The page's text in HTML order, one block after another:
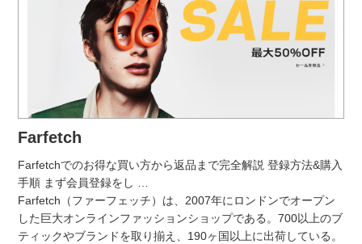
Farfetch
Farfetchでのお得な買い方から返品まで完全解説 登録方法&購入
手順 まず会員登録をし …
Farfetch（ファーフェッチ）は、2007年にロンドンでオープン
した巨大オンラインファッションショップである。700以上のブ
ティックやブランドを取り揃え、190ヶ国以上に出荷している。